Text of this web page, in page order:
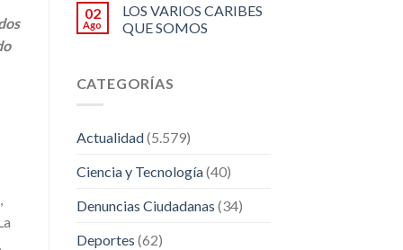
02
Ago
LOS VARIOS CARIBES
QUE SOMOS
CATEGORÍAS
Actualidad(5.579)
Ciencia y Tecnología(40)
Denuncias Ciudadanas (34)
Deportes (62)